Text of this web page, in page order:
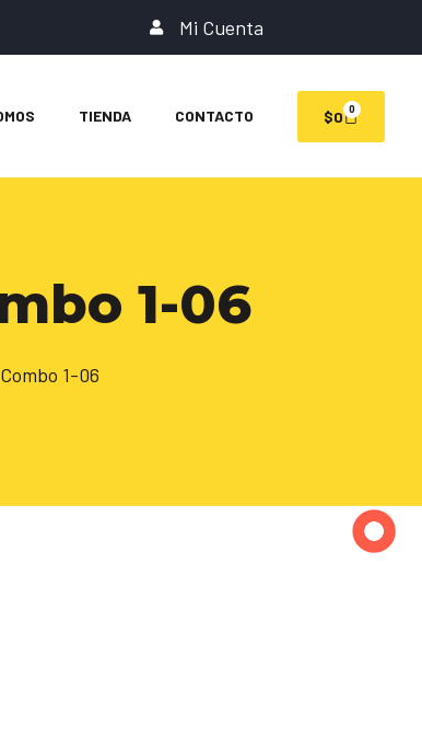
Mi Cuenta
TIENDA CONTACTO $0 0
1-06
1-06